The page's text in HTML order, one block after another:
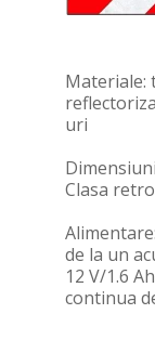
Materiale:
uri
Clasa
de la un
12 V/1.6
continua